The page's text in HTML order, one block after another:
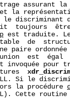
assurant
la
le discriminant
toujours
est traduite.
table  de
paire ordonnée
est
invoquée pour
Si le
la procédure
Cette